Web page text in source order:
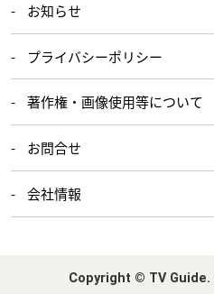
お知らせ
プライバシーポリシー
著作権・画像使用等について
お問合せ
会社情報
Copyright © TV